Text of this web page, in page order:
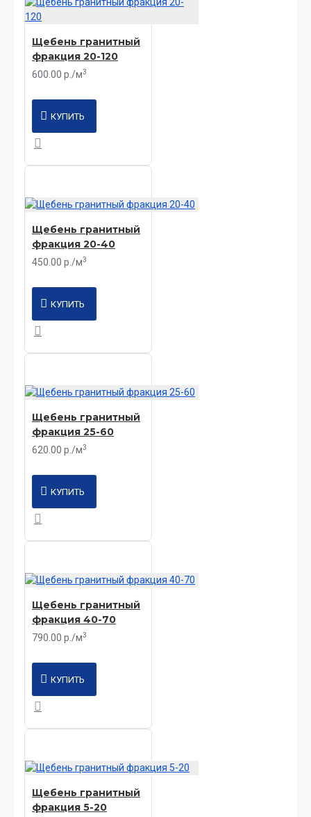
Щебень гранитный
фракция 20-120
600.00 р./м3
КУПИТЬ
Щебень гранитный
фракция 20-40
450.00 р./м3
КУПИТЬ
Щебень гранитный
фракция 25-60
620.00 р./м3
КУПИТЬ
Щебень гранитный
фракция 40-70
790.00 р./м3
КУПИТЬ
Щебень гранитный
фракция 5-20